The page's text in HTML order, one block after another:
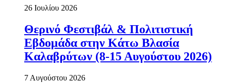
26 Ιουλίου 2026
Θερινό Φεστιβάλ & Πολιτιστική
Εβδομάδα στην Κάτω Βλασία
Καλαβρύτων (8-15 Αυγούστου 2026)
7 Αυγούστου 2026